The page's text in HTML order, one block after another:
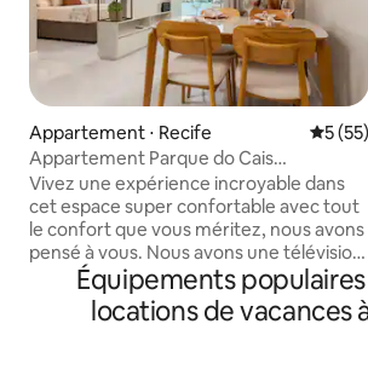
Appartement ⋅ Recife
5 (55)
Appartement Parque do Cais
Confortable
Vivez une expérience incroyable dans
cet espace super confortable avec tout
le confort que vous méritez, nous avons
pensé à vous. Nous avons une télévision
connectée 50", un lave-linge LG et un
sèche-linge à l'intérieur de
l'appartement, un four à micro-ondes,
Équipements
locations de vacances